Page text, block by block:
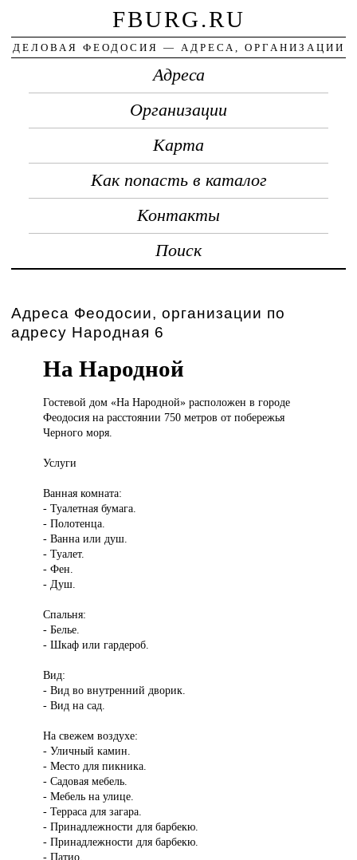
FBURG.RU
ДЕЛОВАЯ ФЕОДОСИЯ — АДРЕСА, ОРГАНИЗАЦИИ
Адреса
Организации
Карта
Как попасть в каталог
Контакты
Поиск
Адреса Феодосии, организации по
адресу Народная 6
На Народной
Гостевой дом«На Народной» расположен в городе
Феодосия на расстоянии 750 метров от побережья
Черного моря.
Услуги
Ванная комната:
- Туалетная бумага.
- Полотенца.
- Ванна или душ.
- Туалет.
- Фен.
- Душ.
Спальня:
- Белье.
- Шкаф или гардероб.
Вид:
- Вид во внутренний дворик.
- Вид на сад.
На свежем воздухе:
- Уличный камин.
- Место для пикника.
- Садовая мебель.
- Мебель на улице.
- Терраса для загара.
- Принадлежности для барбекю.
- Принадлежности для барбекю.
- Патио.